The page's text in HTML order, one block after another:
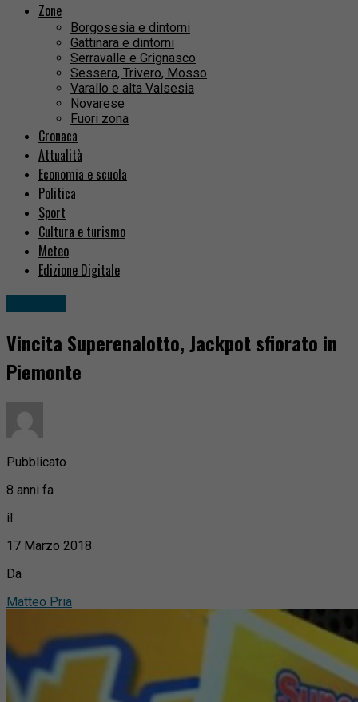
Zone
Borgosesia e dintorni
Gattinara e dintorni
Serravalle e Grignasco
Sessera, Trivero, Mosso
Varallo e alta Valsesia
Novarese
Fuori zona
Cronaca
Attualità
Economia e scuola
Politica
Sport
Cultura e turismo
Meteo
Edizione Digitale
Vincita Superenalotto, Jackpot sfiorato in
Piemonte
Pubblicato
8 anni fa
il
17 Marzo 2018
Da
Matteo Pria